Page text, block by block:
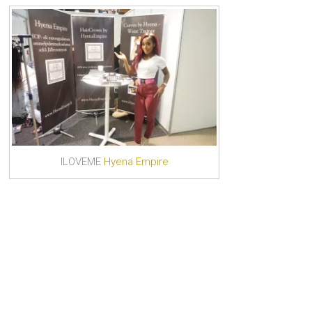
ILOVEME Hyena Empire